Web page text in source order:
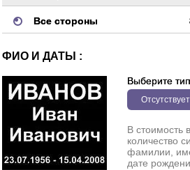
Все стороны
ФИО И ДАТЫ :
Выберите тип
Отсутствует
В стоимость
количество
фамилии,
дате